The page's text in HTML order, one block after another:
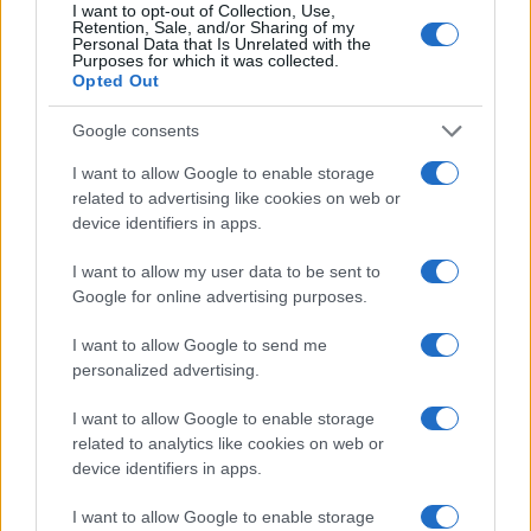
I want to opt-out of Collection, Use,
Retention, Sale, and/or Sharing of my
Personal Data that Is Unrelated with the
Purposes for which it was collected.
Opted Out
Google consents
I want to allow Google to enable storage
related to advertising like cookies on web or
device identifiers in apps.
I want to allow my user data to be sent to
Google for online advertising purposes.
I want to allow Google to send me
personalized advertising.
I want to allow Google to enable storage
related to analytics like cookies on web or
device identifiers in apps.
I want to allow Google to enable storage
maggioranza?
Troppo poco e troppo presto per dare per sfaldata
la cosiddetta“maggioranza Ursula”. Il
comportamento del PPE in quest’ultima parte di
legislatura europea può effettivamente essere
dettato dall’esigenza di preparare il terreno per un
nuovo corso politico, oppure dalla volontà
Manfred Weber
lanciare un segnaleagli attuali partner di
trattative per la nuova Commissione.
d’Italiae Lega, dovranno quindiesigere